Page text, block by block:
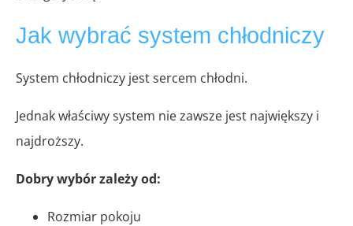
Jak wybrać system chłodniczy
System chłodniczy jest sercem chłodni.
Jednak właściwy system nie zawsze jest największy i
najdroższy.
Dobry wybór zależy od:
Rozmiar pokoju